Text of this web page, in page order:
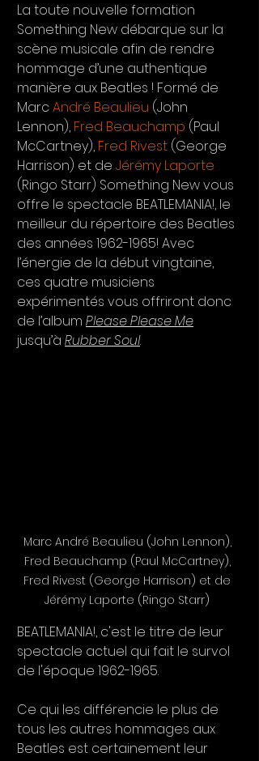
La toute nouvelle formation
Something New débarque sur la
scène musicale afin de rendre
hommage d’une authentique
manière aux Beatles ! Formé de
Marc André Beaulieu (John
Lennon), Fred Beauchamp (Paul
McCartney), Fred Rivest (George
Harrison) et de Jérémy Laporte
(Ringo Starr) Something New vous
offre le spectacle BEATLEMANIA!, le
meilleur du répertoire des Beatles
des années 1962-1965! Avec
l’énergie de la début vingtaine,
ces quatre musiciens
expérimentés vous offriront donc
de l’album Please Please Me
jusqu’à Rubber Soul.
Marc André Beaulieu (John Lennon),
Fred Beauchamp (Paul McCartney),
Fred Rivest (George Harrison) et de
Jérémy Laporte (Ringo Starr)
BEATLEMANIA!, c'est le titre de leur
spectacle actuel qui fait le survol
de l'époque 1962-1965.
Ce qui les différencie le plus de
tous les autres hommages aux
Beatles est certainement leur